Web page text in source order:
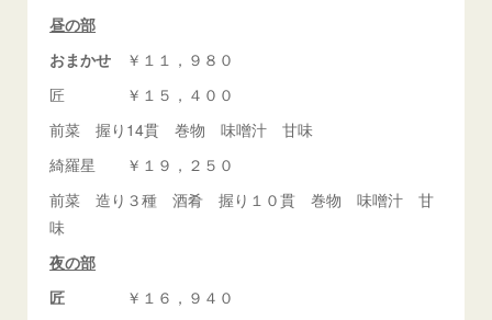
昼の部
おまかせ ￥１１，９８０
匠 ￥１５，４００
前菜 握り14貫 巻物 味噌汁 甘味
綺羅星 ￥１９，２５０
前菜 造り３種 酒肴 握り１０貫 巻物 味噌汁 甘
味
夜の部
匠
￥１６，９４０